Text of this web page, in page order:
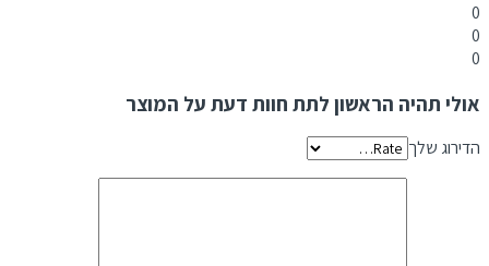
אולי תהיה הראשון לתת חוות דעת על המוצר
הדירוג שלך